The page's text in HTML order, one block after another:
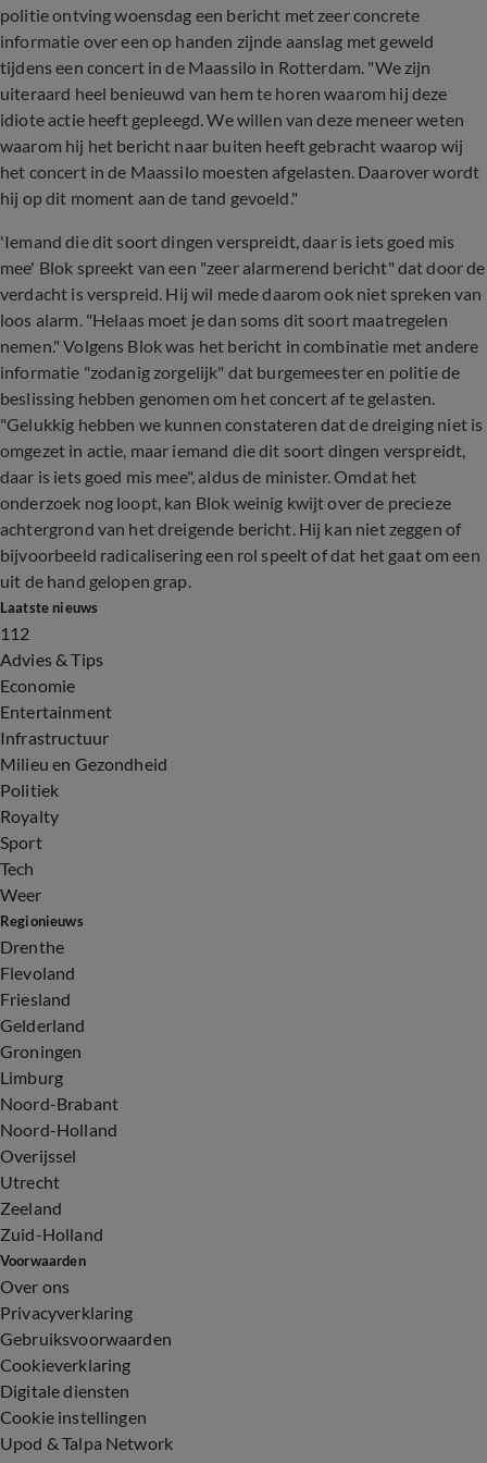
politie ontving woensdag een bericht met zeer concrete
informatie over een op handen zijnde aanslag met geweld
tijdens een concert in de Maassilo in Rotterdam. "We zijn
uiteraard heel benieuwd van hem te horen waarom hij deze
idiote actie heeft gepleegd. We willen van deze meneer weten
waarom hij het bericht naar buiten heeft gebracht waarop wij
het concert in de Maassilo moesten afgelasten. Daarover wordt
hij op dit moment aan de tand gevoeld."
'Iemand die dit soort dingen verspreidt, daar is iets goed mis
mee' Blok spreekt van een "zeer alarmerend bericht" dat door de
verdacht is verspreid. Hij wil mede daarom ook niet spreken van
loos alarm. "Helaas moet je dan soms dit soort maatregelen
nemen." Volgens Blok was het bericht in combinatie met andere
informatie "zodanig zorgelijk" dat burgemeester en politie de
beslissing hebben genomen om het concert af te gelasten.
"Gelukkig hebben we kunnen constateren dat de dreiging niet is
omgezet in actie, maar iemand die dit soort dingen verspreidt,
daar is iets goed mis mee", aldus de minister. Omdat het
onderzoek nog loopt, kan Blok weinig kwijt over de precieze
achtergrond van het dreigende bericht. Hij kan niet zeggen of
bijvoorbeeld radicalisering een rol speelt of dat het gaat om een
uit de hand gelopen grap.
Laatste nieuws
112
Advies & Tips
Economie
Entertainment
Infrastructuur
Milieu en Gezondheid
Politiek
Royalty
Sport
Tech
Weer
Regionieuws
Drenthe
Flevoland
Friesland
Gelderland
Groningen
Limburg
Noord-Brabant
Noord-Holland
Overijssel
Utrecht
Zeeland
Zuid-Holland
Voorwaarden
Over ons
Privacyverklaring
Gebruiksvoorwaarden
Cookieverklaring
Digitale diensten
Cookie instellingen
Upod & Talpa Network